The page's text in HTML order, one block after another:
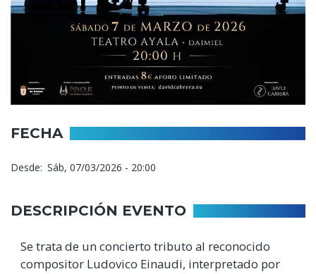
FECHA
Desde Sáb, 07/03/2026 - 20:00
DESCRIPCIÓN EVENTO
Se trata de un concierto tributo al reconocido
compositor Ludovico Einaudi, interpretado por